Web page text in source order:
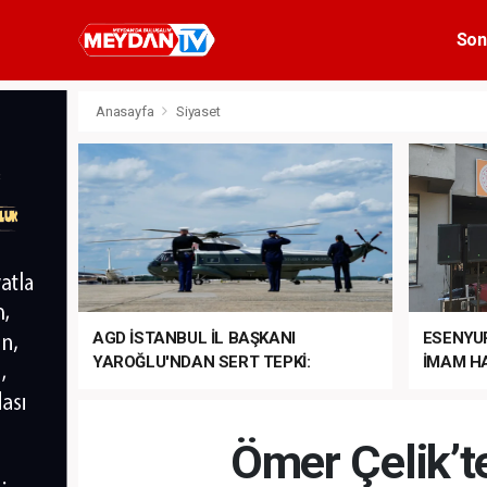
Anasayfa Siyaset
AGD İSTANBUL İL BAŞKANI
YAROĞLU'NDAN SERT TEPKİ:
İMAM
Ömer